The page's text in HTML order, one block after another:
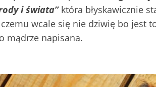
i świata” która błyskawicznie
wcale się nie dziwię bo jest
mądrze napisana.